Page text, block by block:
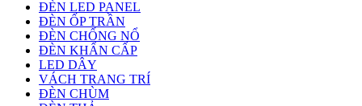
ĐÈN LED PANEL
ĐÈN ỐP TRẦN
ĐÈN CHỐNG NỔ
ĐÈN KHẨN CẤP
LED DÂY
VÁCH TRANG TRÍ
ĐÈN CHÙM